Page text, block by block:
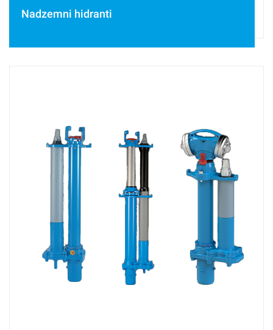
Nadzemni hidranti